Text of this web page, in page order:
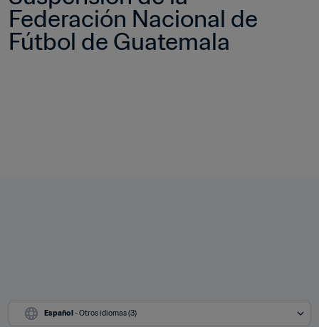
Federación Nacional de
Fútbol de Guatemala
Español - Otros idiomas (3)